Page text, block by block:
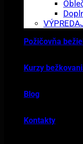
Požičovňa
Kurzy
Blog
Kontakty